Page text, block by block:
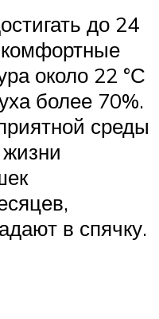
до 24
около 22 °С
более 70%.
среды
в спячку.